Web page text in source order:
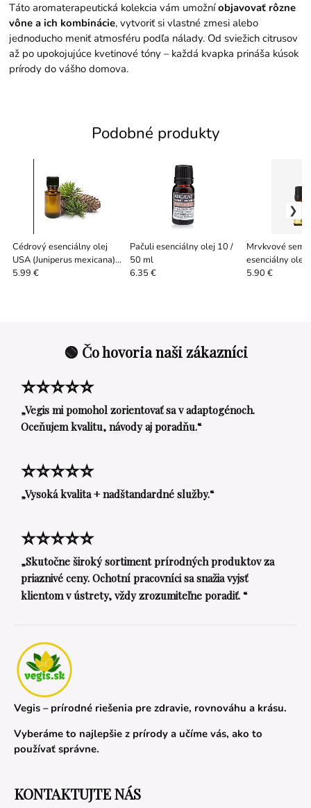
Táto aromaterapeutická kolekcia vám umožníobjavovať rôzne
vône a ich kombinácie, vytvoriť si vlastné zmesi alebo
jednoducho meniť atmosféru podľa nálady. Od sviežich citrusov
až po upokojujúce kvetinové tóny – každá kvapka prináša kúsok
prírody do vášho domova.
Podobné produkty
Cédrový esenciálny olej
USA (Juniperus mexicana) |
10 / 50 / 100 ml
5.99 €
Pačuli esenciálny olej 10 /
50 ml
6.35 €
Mrvkvové
esenciálny olej
5.90 €
🟢 Čo hovoria naši zákazníci
⭐⭐⭐⭐⭐
„Vegis mi pomohol zorientovať sa v adaptogénoch.
Oceňujem kvalitu, návody aj poradňu.“
⭐⭐⭐⭐⭐
„Vysoká kvalita + nadštandardné služby.“
⭐⭐⭐⭐⭐
„Skutočne široký sortiment prírodných produktov za
priaznivé ceny. Ochotní pracovníci sa snažia vyjsť
klientom v ústrety, vždy zrozumiteľne poradiť. “
Vegis – prírodné riešenia pre zdravie, rovnováhu a krásu.
Vyberáme to najlepšie z prírody a učíme vás, ako to
používať správne.
KONTAKTUJTE NÁS